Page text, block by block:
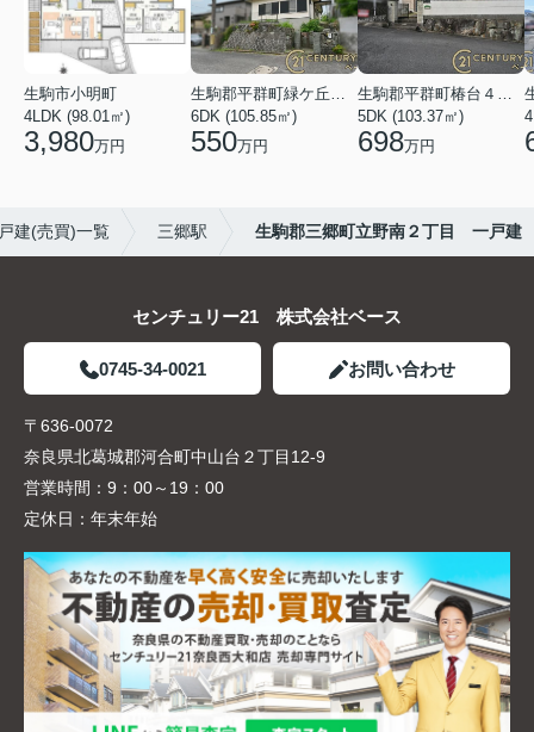
生駒市小明町
4LDK (98.01㎡)
3,980万円
6DK (105.85㎡)
550万円
5DK (103.37㎡)
698万円
建(売買)一覧 三郷駅 生駒郡三郷町立野南２丁目 一戸建
センチュリー21 株式会社ベース
0745-34-0021 お問い合わせ
〒636-0072
奈良県北葛城郡河合町中山台２丁目12-9
営業時間： 9：00～19：00
定休日： 年末年始